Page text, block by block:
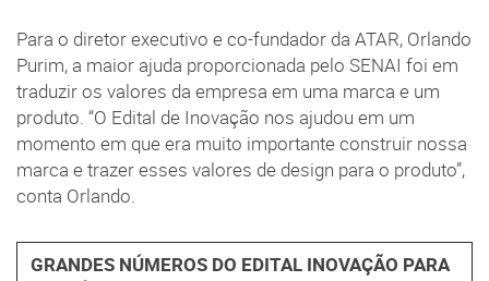
Para o diretor executivo e co-fundador da ATAR, Orlando
Purim, a maior ajuda proporcionada pelo SENAI foi em
traduzir os valores da empresa em uma marca e um
produto. “O Edital de Inovação nos ajudou em um
momento em que era muito importante construir nossa
marca e trazer esses valores de design para o produto”,
conta Orlando.
GRANDES NÚMEROS DO EDITAL INOVAÇÃO PARA